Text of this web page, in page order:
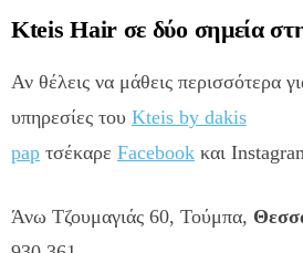
Kteis Hair σε δύο σημεία
Αν θέλεις να μάθεις περισσότερα
υπηρεσίες του Kteis by dakis
pap τσέκαρε Facebook και
Άνω Τζουμαγιάς 60, Τούμπα,